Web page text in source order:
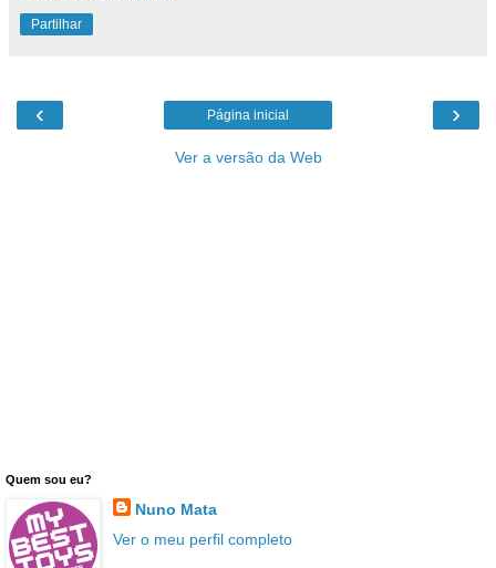
Partilhar
‹ ›
Página inicial
Ver a versão da Web
Quem sou eu?
Nuno Mata
Ver o meu perfil completo